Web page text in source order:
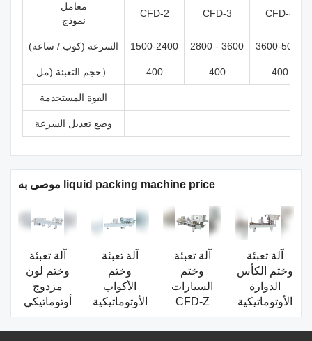
معامل
نموذج
CFD-2 CFD-3 CFD-4
السرعة (كوب / ساعة) 1500-2400 2800 - 3600 3600-5000
حجم التعبئة (مل） 400 400 400
القوة المستخدمة
وضع تعديل السرعة
موصى به liquid packing machine price
آلة تعبئة
وختم لون
مزدوج
أوتوماتيكي
آلة تعبئة
وختم
الأكواب
الأوتوماتيكية
آلة تعبئة
وختم
السيارات
CFD-Z
آلة تعبئة
وختم الكأس
الدوارة
الأوتوماتيكية